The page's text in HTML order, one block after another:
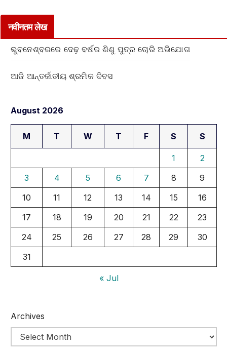
नवीनतम लेख
ଭୁବନେଶ୍ବରରେ ଦେଢ଼ ବର୍ଷର ଶିଶୁ ପୁତ୍ର ଚୋରି ଅଭିଯୋଗ
ଆଜି ଆନ୍ତର୍ଜାତୀୟ ଶ୍ରମିକ ଦିବସ
August 2026
M T W T F S S
1
2
3
4 5 6 7 8
9
10
11 12 13 14 15
16
17
18 19 20 21 22
23
24
25 26 27 28 29
30
31
« Jul
Archives